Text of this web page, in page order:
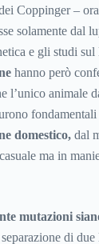
Coppinger –
solamente dal
e gli studi
hanno però
l’unico animale
fondamentali
domestico, dal
ma in
mutazioni
di due